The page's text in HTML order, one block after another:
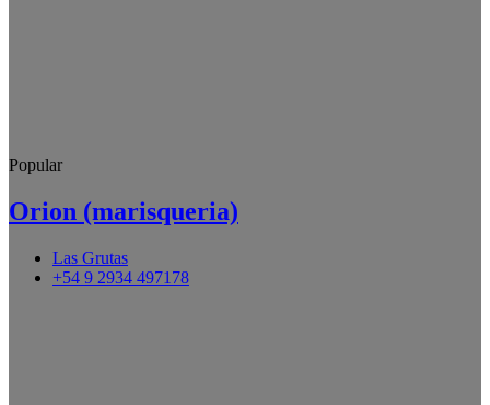
Popular
Orion (marisqueria)
Las Grutas
+54 9 2934 497178